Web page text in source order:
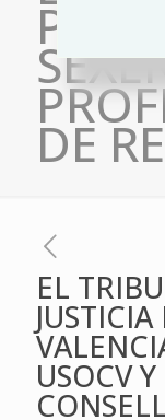
DE
EL
USOCV